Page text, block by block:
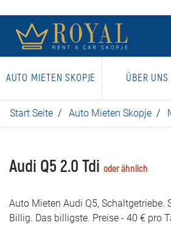
AUTO MIETEN SKOPJE ÜBER UNS
Start Seite Auto Mieten Skopje
Audi Q5 2.0 Tdi oder ähnlich
Auto Mieten Audi Q5, Schaltgetriebe.
Billig. Das billigste. Preise - 40 € pro